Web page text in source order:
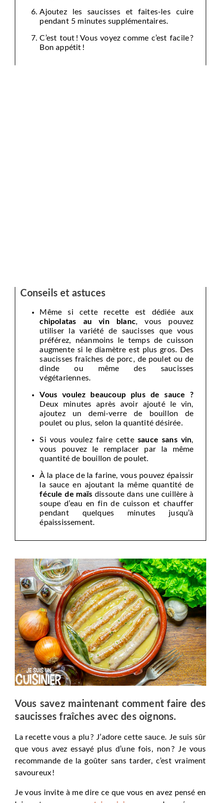
Ajoutez les saucisses et faites-les cuire
pendant 5 minutes supplémentaires.
C’est tout ! Vous voyez comme c’est facile ?
Bon appétit !
Conseils et astuces
Même si cette recette est dédiée aux
chipolatas au vin blanc, vous pouvez
utiliser la variété de saucisses que vous
préférez, néanmoins le temps de cuisson
augmente si le diamètre est plus gros. Des
saucisses fraîches de porc, de poulet ou de
dinde ou même des saucisses
végétariennes.
Vous voulez beaucoup plus de sauce ?
Deux minutes après avoir ajouté le vin,
ajoutez un demi-verre de bouillon de
poulet ou plus, selon la quantité désirée.
Si vous voulez faire cette sauce sans vin,
vous pouvez le remplacer par la même
quantité de bouillon de poulet.
À la place de la farine, vous pouvez épaissir
la sauce en ajoutant la même quantité de
fécule de maïs dissoute dans une cuillère à
soupe d’eau en fin de cuisson et chauffer
pendant quelques minutes jusqu’à
épaississement.
Vous savez maintenant comment faire des
saucisses fraîches avec des oignons.
La recette vous a plu ? J’adore cette sauce. Je suis sûr
que vous avez essayé plus d’une fois, non ? Je vous
recommande de la goûter sans tarder, c’est vraiment
savoureux !
Je vous invite à me dire ce que vous en avez pensé en